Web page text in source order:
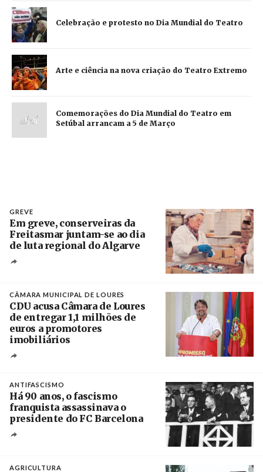
Celebração e protesto no Dia Mundial do Teatro
Arte e ciência na nova criação do Teatro Extremo
Comemorações do Dia Mundial do Teatro em
Setúbal arrancam a 5 de Março
GREVE
Em greve, conserveiras da
Freitasmar juntam-se ao dia
de luta regional do Algarve
CÂMARA MUNICIPAL DE LOURES
CDU acusa Câmara de Loures
de entregar 1,1 milhões de
euros a promotores
imobiliários
ANTIFASCISMO
Há 90 anos, o fascismo
franquista assassinava o
presidente do FC Barcelona
AGRICULTURA